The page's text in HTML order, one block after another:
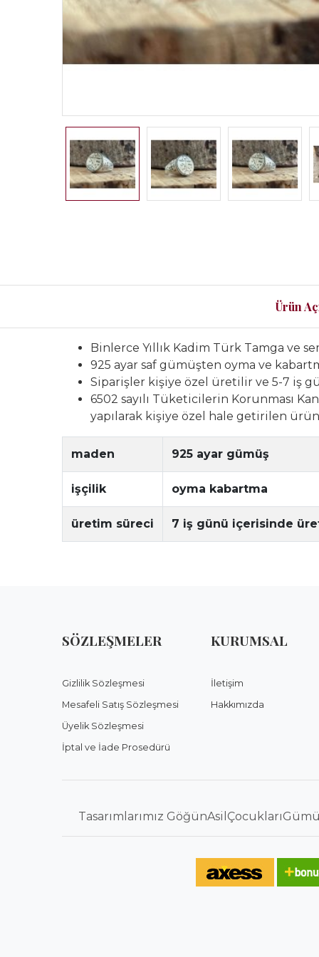
Ürün
Binlerce Yıllık Kadim Türk Tamga ve
925 ayar saf gümüşten oyma ve
Siparişler kişiye özel üretilir ve 5-7 iş
6502 sayılı Tüketicilerin Korunması
yapılarak kişiye özel hale getirilen
maden 925 ayar gümüş
işçilik oyma kabartma
üretim süreci 7 iş günü içerisinde
SÖZLEŞMELER
Gizlilik Sözleşmesi
Mesafeli Satış Sözleşmesi
Üyelik Sözleşmesi
İptal ve İade Prosedürü
KURUMSAL
İletişim
Hakkımızda
Tasarımlarımız